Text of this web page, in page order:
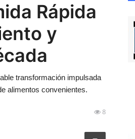
Rápida
y
transformación impulsada
alimentos convenientes.
8